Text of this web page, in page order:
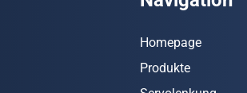
Homepage
Produkte